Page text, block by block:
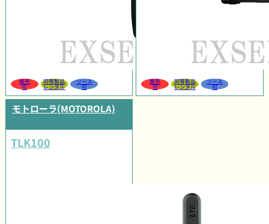
販売
可
同等製品
レンタル
リース
可
販売
可
同等製品
レンタル
リース
可
モトローラ(MOTOROLA)
TLK100